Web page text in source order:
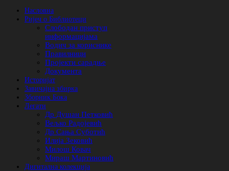
Насловна
Ријеч о Библиотеци
Слободан приступ
информацијама
Водич за кориснике
Правилници
Пројекти сарадње
Документа
Историјат
Завичајна збирка
Зборник Бока
Легати
Др Душан Петковић
Вељко Радојевић
Др Сања Суботић
Илија Зековић
Милош Ковач
Мираш Мартиновић
Дигитална колекција